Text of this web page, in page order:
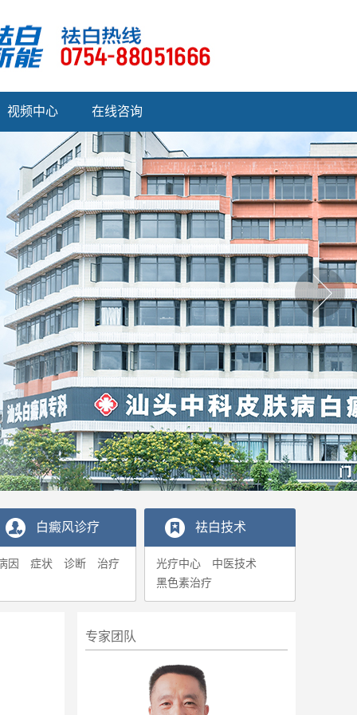
视频中心 在线咨询
白癜风诊疗
因 症状 诊断 治疗
袪白技术
光疗中心
中医技术
黑色素治疗
专家团队